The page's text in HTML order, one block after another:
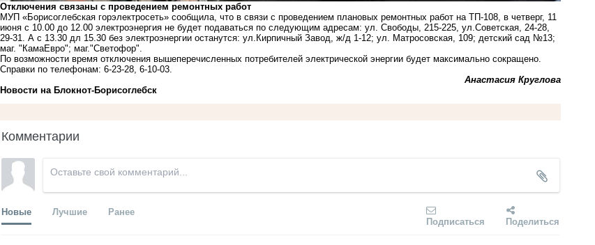
Отключения связаны с проведением ремонтных работ
МУП «Борисоглебская горэлектросеть» сообщила, что в связи с проведением плановых ремонтных работ на ТП-108, в четверг, 11
июня с 10.00 до 12.00 электроэнергия не будет подаваться по следующим адресам: ул. Свободы, 215-225, ул.Советская, 24-28,
29-31. А с 13.30 дл 15.30 без электроэнергии останутся: ул.Кирпичный Завод, ж/д 1-12; ул. Матросовская, 109; детский сад №13;
маг. "КамаЕвро"; маг."Светофор".
По возможности время отключения вышеперечисленных потребителей электрической энергии будет максимально сокращено.
Справки по телефонам: 6-23-28, 6-10-03.
Анастасия Круглова
Новости на Блoкнoт-Борисоглебск
Комментарии
Новые Лучшие Ранее
Подписаться Поделиться